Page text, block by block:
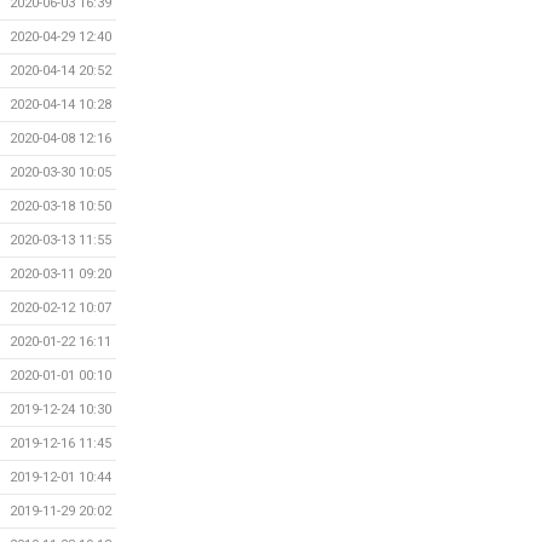
2020-04-29 12:40
2020-04-14 20:52
2020-04-14 10:28
2020-04-08 12:16
2020-03-30 10:05
2020-03-18 10:50
2020-03-13 11:55
2020-03-11 09:20
2020-02-12 10:07
2020-01-22 16:11
2020-01-01 00:10
2019-12-24 10:30
2019-12-16 11:45
2019-12-01 10:44
2019-11-29 20:02